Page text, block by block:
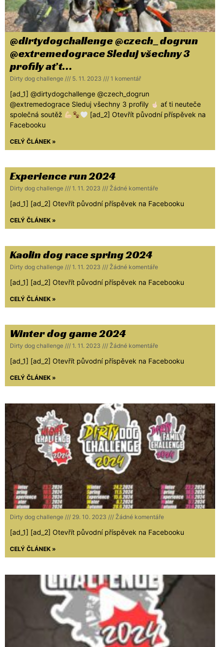
@dirtydogchallenge @czech_dogrun
@extremedograce Sleduj všechny 3
profily ať t…
Dirty dog challenge 5. 11. 2023 1 komentář
[ad_1] @dirtydogchallenge @czech_dogrun
@extremedograce Sleduj všechny 3 profily
ať ti neuteče
společná soutěž
[ad_2] Otevřít původní příspěvek na
Facebooku
CELÝ ČLÁNEK »
Experience run 2024
Dirty dog challenge 1. 11. 2023 Žádné komentáře
[ad_1] [ad_2] Otevřít původní příspěvek na Facebooku
CELÝ ČLÁNEK »
Kaolin dog race spring 2024
Dirty dog challenge 1. 11. 2023 Žádné komentáře
[ad_1] [ad_2] Otevřít původní příspěvek na Facebooku
CELÝ ČLÁNEK »
Winter dog game 2024
Dirty dog challenge 1. 11. 2023 Žádné komentáře
[ad_1] [ad_2] Otevřít původní příspěvek na Facebooku
CELÝ ČLÁNEK »
Dirty dog challenge 29. 10. 2023 Žádné komentáře
[ad_1] [ad_2] Otevřít původní příspěvek na Facebooku
CELÝ ČLÁNEK »